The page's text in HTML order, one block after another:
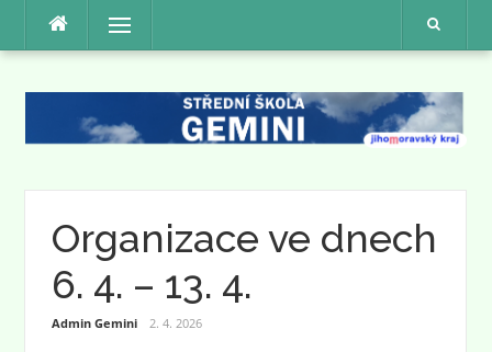
Přeskočit
obsah
Menu
Organizace ve dnech
6. 4. – 13. 4.
Admin Gemini 2. 4. 2026